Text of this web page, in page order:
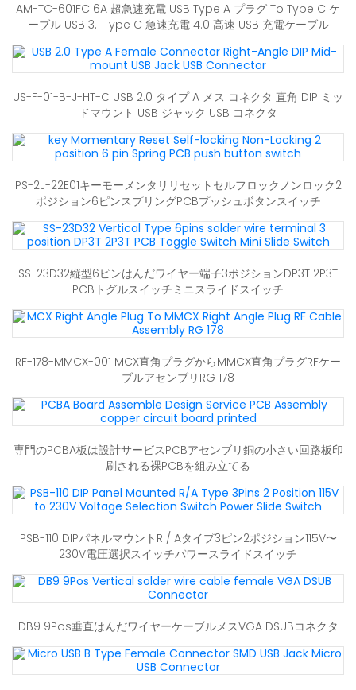
AM-TC-601FC 6A 超急速充電 USB Type A プラグ To Type C ケ
ーブル USB 3.1 Type C 急速充電 4.0 高速 USB 充電ケーブル
US-F-01-B-J-HT-C USB 2.0 タイプ A メス コネクタ 直角 DIP ミッ
ドマウント USB ジャック USB コネクタ
PS-2J-22E01キーモーメンタリリセットセルフロックノンロック2
ポジション6ピンスプリングPCBプッシュボタンスイッチ
SS-23D32縦型6ピンはんだワイヤー端子3ポジションDP3T 2P3T
PCBトグルスイッチミニスライドスイッチ
RF-178-MMCX-001 MCX直角プラグからMMCX直角プラグRFケー
ブルアセンブリRG 178
専門のPCBA板は設計サービスPCBアセンブリ銅の小さい回路板印
刷される裸PCBを組み立てる
PSB-110 DIPパネルマウントR / Aタイプ3ピン2ポジション115V〜
230V電圧選択スイッチパワースライドスイッチ
DB9 9Pos垂直はんだワイヤーケーブルメスVGA DSUBコネクタ